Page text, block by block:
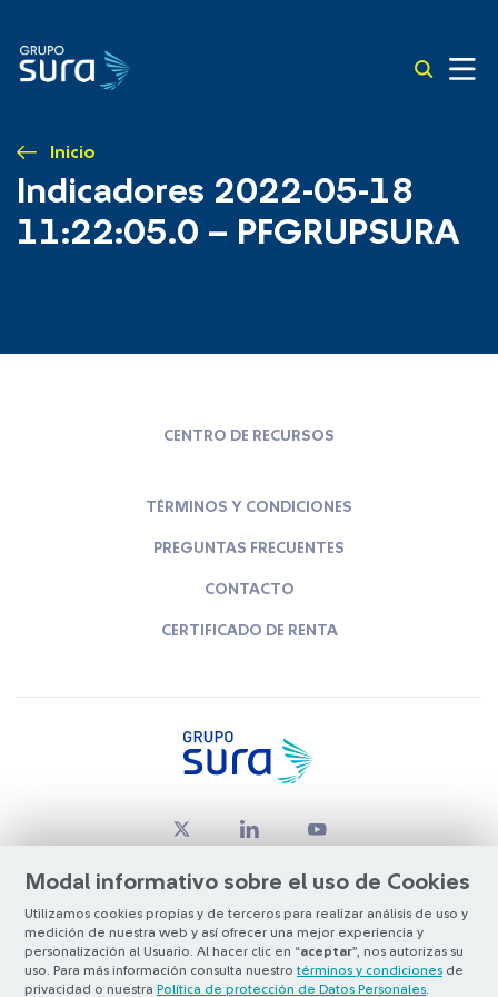
Inicio
Indicadores 2022-05-18
11:22:05.0 – PFGRUPSURA
Modal informativo sobre el uso de Cookies
Utilizamos cookies propias y de terceros para realizar análisis de uso y
medición de nuestra web y así ofrecer una mejor experiencia y
personalización al Usuario. Al hacer clic en “aceptar”, nos autorizas su
uso. Para más información consulta nuestro términos y condiciones de
privacidad o nuestra Política de protección de Datos Personales
CENTRO DE RECURSOS
TÉRMINOS Y CONDICIONES
PREGUNTAS FRECUENTES
CONTACTO
CERTIFICADO DE RENTA
© Copyright Grupo SURA 2026